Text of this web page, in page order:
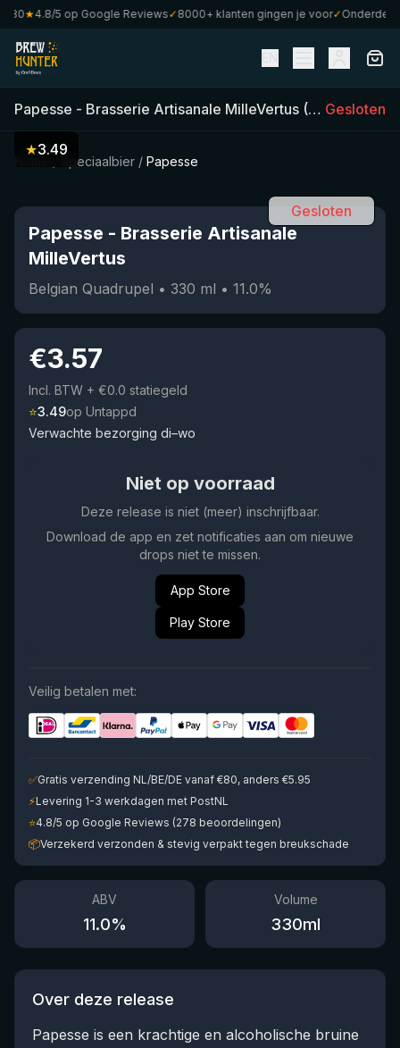
★4.8/5 op Google Reviews✓8000+ klanten gingen je voor✓Onderdeel
Papesse - Brasserie Artisanale MilleVertus (330ml)•
Gesloten
Speciaalbier / Papesse
★3.49
Gesloten
Papesse - Brasserie Artisanale
MilleVertus
Belgian Quadrupel • 330 ml • 11.0%
€3.57
Incl. BTW + €0.0 statiegeld
⭐3.49op Untappd
Verwachte bezorging di–wo
Niet op voorraad
Deze release is niet (meer) inschrijfbaar.
Download de app en zet notificaties aan om nieuwe
drops niet te missen.
App Store
Play Store
Veilig betalen met:
✅Gratis verzending NL/BE/DE vanaf €80, anders €5.95
⚡Levering 1-3 werkdagen met PostNL
⭐4.8/5 op Google Reviews (278 beoordelingen)
📦Verzekerd verzonden & stevig verpakt tegen breukschade
ABV
11.0%
Volume
330ml
Over deze release
Papesse is een krachtige en alcoholische bruine